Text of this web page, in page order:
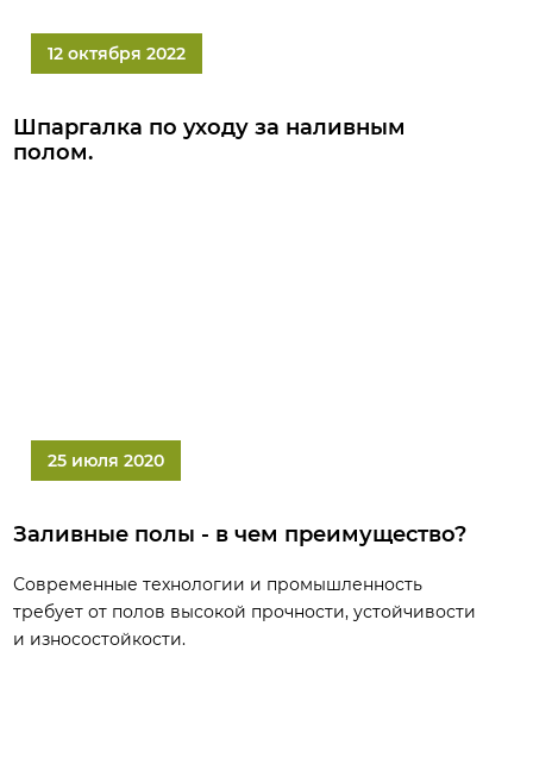
12 октября 2022
Шпаргалка по уходу за наливным
полом.
25 июля 2020
Заливные полы - в чем преимущество?
Современные технологии и промышленность
требует от полов высокой прочности, устойчивости
и износостойкости.